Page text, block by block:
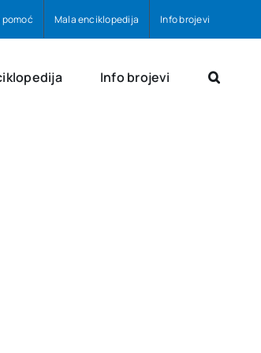
pomoć Mala enciklopedija Info brojevi
Info brojevi